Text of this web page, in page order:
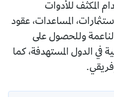
المكثف للأدوات
المساعدات، عقود
وللحصول على
في الدول المستهدفة، كما